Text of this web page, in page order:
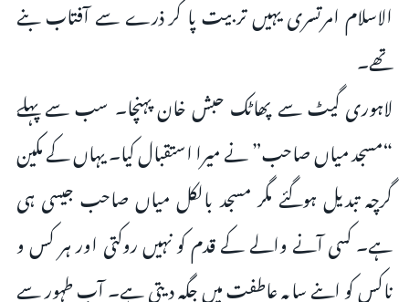
الاسلام امرتسری یہیں تربیت پا کر ذرے سے آفتاب بنے
تھے۔
لاہوری گیٹ سے پھاٹک حبش خان پہنچا۔ سب سے پہلے
“مسجد میاں صاحب” نے میرا استقبال کیا۔ یہاں کے مکین
گرچہ تبدیل ہوگئے مگر مسجد بالکل میاں صاحب جیسی ہی
ہے۔ کسی آنے والے کے قدم کو نہیں روکتی اور ہر کس و
ناکس کو اپنے سایہ عاطفت میں جگہ دیتی ہے۔ آب طہور سے